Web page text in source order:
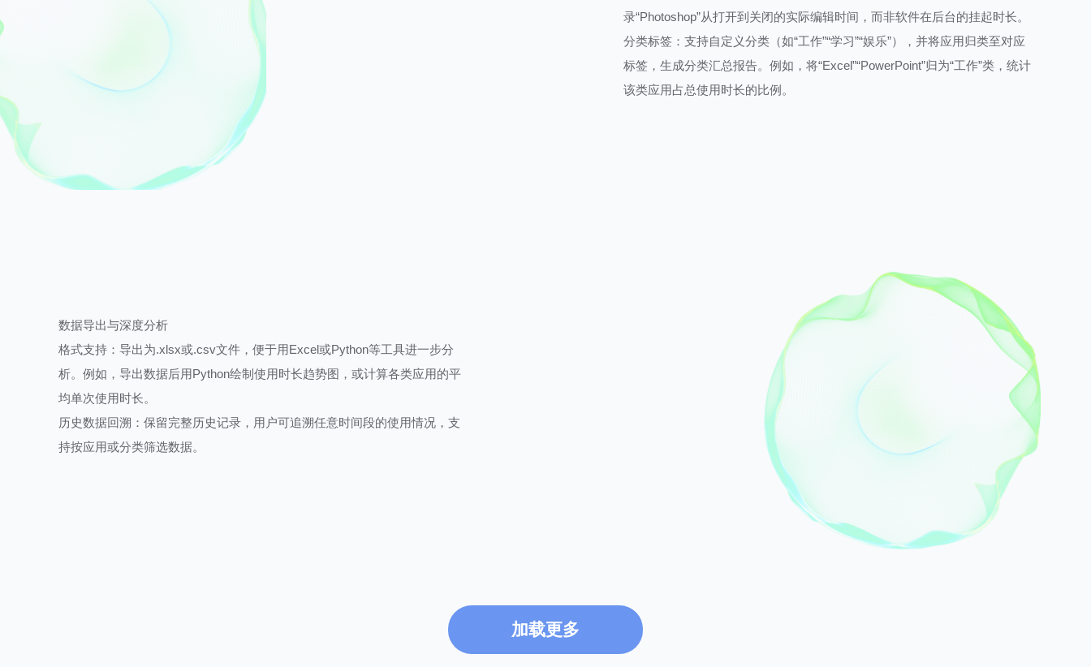
录“Photoshop”从打开到关闭的实际编辑时间，而非软件在后台的挂起时长。
分类标签：支持自定义分类（如“工作”“学习”“娱乐”），并将应用归类至对应
标签，生成分类汇总报告。例如，将“Excel”“PowerPoint”归为“工作”类，统计
该类应用占总使用时长的比例。
数据导出与深度分析
格式支持：导出为.xlsx或.csv文件，便于用Excel或Python等工具进一步分
析。例如，导出数据后用Python绘制使用时长趋势图，或计算各类应用的平
均单次使用时长。
历史数据回溯：保留完整历史记录，用户可追溯任意时间段的使用情况，支
持按应用或分类筛选数据。
加载更多